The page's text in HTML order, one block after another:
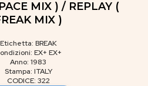
MIX ) / REPLAY (
MIX )
Etichetta: BREAK
EX+ EX+
Anno: 1983
Stampa: ITALY
CODICE: 322